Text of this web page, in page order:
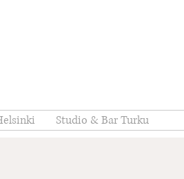
Studio & Bar Turku